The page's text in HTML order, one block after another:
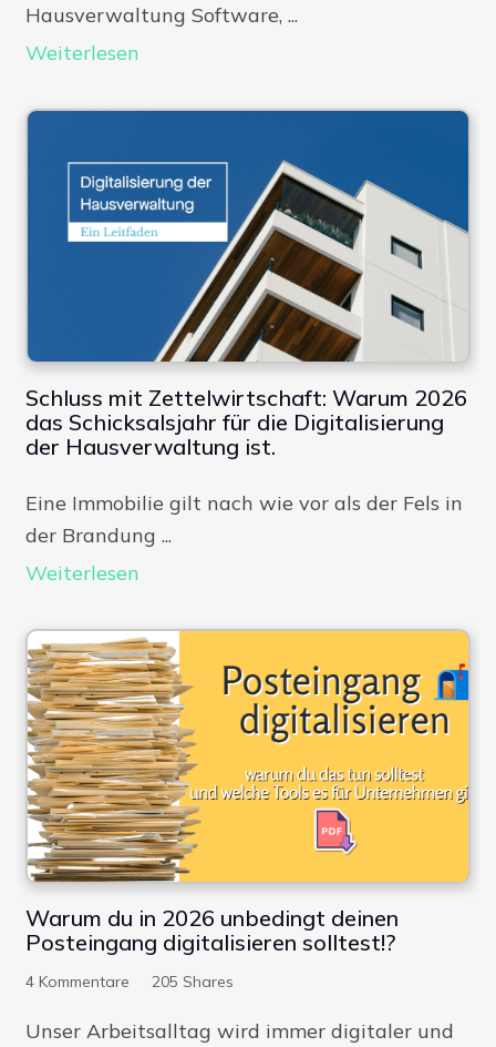
Hausverwaltung Software, ...
Weiterlesen
Schluss mit Zettelwirtschaft: Warum 2026
das Schicksalsjahr für die Digitalisierung
der Hausverwaltung ist.
Eine Immobilie gilt nach wie vor als der Fels in
der Brandung ...
Weiterlesen
Warum du in 2026 unbedingt deinen
Posteingang digitalisieren solltest!?
4 Kommentare 205 Shares
Unser Arbeitsalltag wird immer digitaler und